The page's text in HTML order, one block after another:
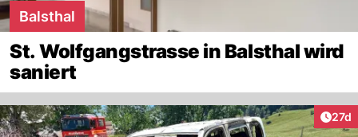
Balsthal
St. Wolfgangstrasse in Balsthal wird
saniert
27d